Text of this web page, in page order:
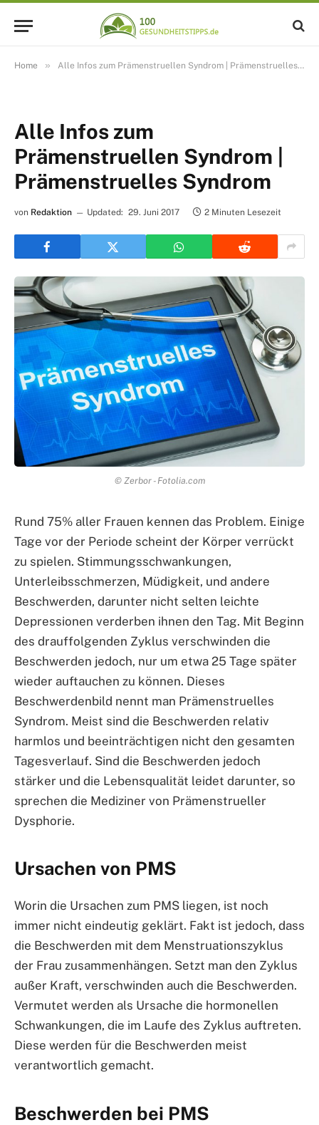
Home » Alle Infos zum Prämenstruellen Syndrom | Prämenstruelles Syndrom
Alle Infos zum
Prämenstruellen Syndrom |
Prämenstruelles Syndrom
von Redaktion Updated: 29. Juni 2017 2 Minuten Lesezeit
© Zerbor - Fotolia.com
Rund 75% aller Frauen kennen das Problem. Einige
Tage vor der Periode scheint der Körper verrückt
zu spielen. Stimmungsschwankungen,
Unterleibsschmerzen, Müdigkeit, und andere
Beschwerden, darunter nicht selten leichte
Depressionen verderben ihnen den Tag. Mit Beginn
des drauffolgenden Zyklus verschwinden die
Beschwerden jedoch, nur um etwa 25 Tage später
wieder auftauchen zu können. Dieses
Beschwerdenbild nennt man Prämenstruelles
Syndrom. Meist sind die Beschwerden relativ
harmlos und beeinträchtigen nicht den gesamten
Tagesverlauf. Sind die Beschwerden jedoch
stärker und die Lebensqualität leidet darunter, so
sprechen die Mediziner von Prämenstrueller
Dysphorie.
Ursachen von PMS
Worin die Ursachen zum PMS liegen, ist noch
immer nicht eindeutig geklärt. Fakt ist jedoch, dass
die Beschwerden mit dem Menstruationszyklus
der Frau zusammenhängen. Setzt man den Zyklus
außer Kraft, verschwinden auch die Beschwerden.
Vermutet werden als Ursache die hormonellen
Schwankungen, die im Laufe des Zyklus auftreten.
Diese werden für die Beschwerden meist
verantwortlich gemacht.
Beschwerden bei PMS